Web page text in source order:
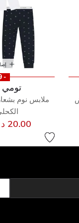
- 29 %
تومي
ملابس نوم
20.00 د ك